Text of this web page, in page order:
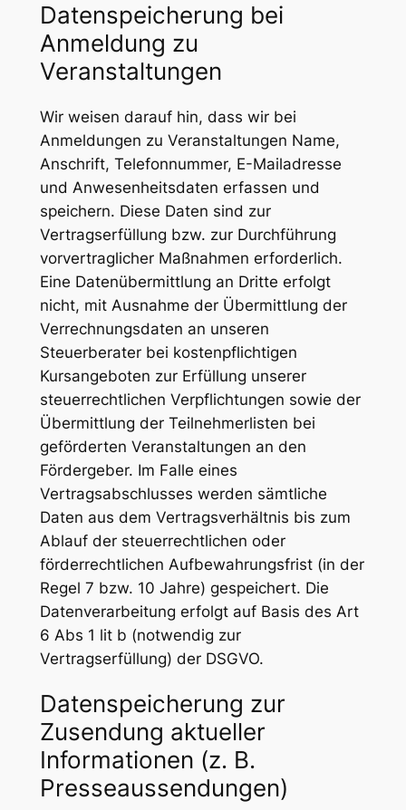
Datenspeicherung bei
Anmeldung zu
Veranstaltungen
Wir weisen darauf hin, dass wir bei
Anmeldungen zu Veranstaltungen Name,
Anschrift, Telefonnummer, E-Mailadresse
und Anwesenheitsdaten erfassen und
speichern. Diese Daten sind zur
Vertragserfüllung bzw. zur Durchführung
vorvertraglicher Maßnahmen erforderlich.
Eine Datenübermittlung an Dritte erfolgt
nicht, mit Ausnahme der Übermittlung der
Verrechnungsdaten an unseren
Steuerberater bei kostenpflichtigen
Kursangeboten zur Erfüllung unserer
steuerrechtlichen Verpflichtungen sowie der
Übermittlung der Teilnehmerlisten bei
geförderten Veranstaltungen an den
Fördergeber. Im Falle eines
Vertragsabschlusses werden sämtliche
Daten aus dem Vertragsverhältnis bis zum
Ablauf der steuerrechtlichen oder
förderrechtlichen Aufbewahrungsfrist (in der
Regel 7 bzw. 10 Jahre) gespeichert. Die
Datenverarbeitung erfolgt auf Basis des Art
6 Abs 1 lit b (notwendig zur
Vertragserfüllung) der DSGVO.
Datenspeicherung zur
Zusendung aktueller
Informationen (z. B.
Presseaussendungen)